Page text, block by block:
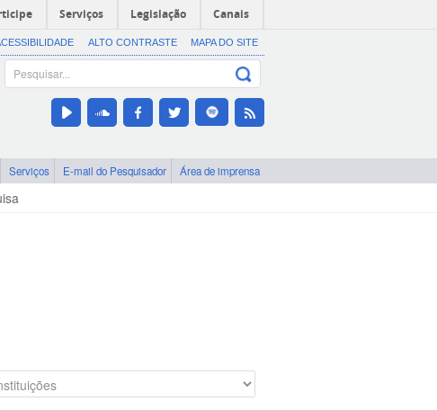
Serviços Legislação Canais
ALTO CONTRASTE MAPA DO SITE
Serviços E-mail do Pesquisador Área de imprensa